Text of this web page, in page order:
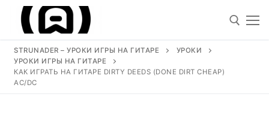
Перейти
содержимому
STRUNADER – УРОКИ ИГРЫ НА ГИТАРЕ
УРОКИ
УРОКИ ИГРЫ НА ГИТАРЕ
КАК ИГРАТЬ НА ГИТАРЕ DIRTY DEEDS (DONE DIRT CHEAP)
AC/DC